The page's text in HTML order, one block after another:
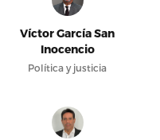
Víctor García San
Inocencio
Política y justicia